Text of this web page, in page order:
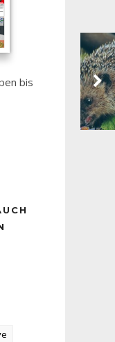
bis